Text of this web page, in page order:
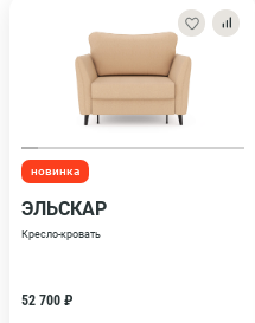
новинка
ЭЛЬСКАР
Кресло-кровать
52 700 ₽